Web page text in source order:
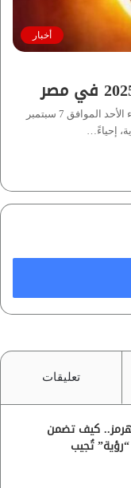
أخبار
أعلنت وزارة الأوقاف عن إقامة صلاة الخسوف مساء الأحد الموافق 7 سبتمبر
تعليقات
هرمز.. كيف تضمن
تُجيب